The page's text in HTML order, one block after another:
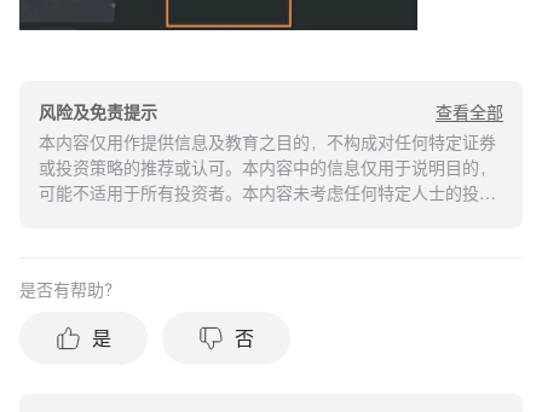
风险及免责提示
查看全部
本内容仅用作提供信息及教育之目的，不构成对任何特定证券
或投资策略的推荐或认可。本内容中的信息仅用于说明目的，
可能不适用于所有投资者。本内容未考虑任何特定人士的投资
结果。投资涉及风险和损失本金的可能性。moomoo对上述内
任何陈述或保证。
是否有帮助？
是 否